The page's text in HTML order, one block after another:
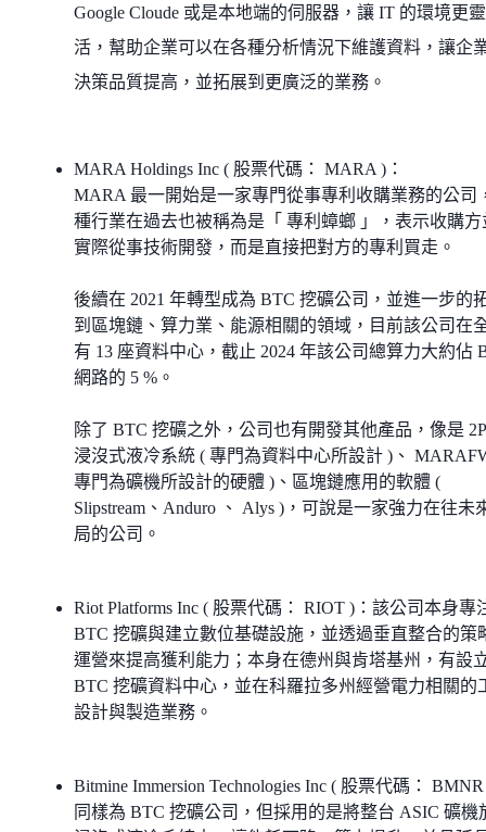
Google Cloude 或是本地端的伺服器，讓 IT 的環境更靈
活，幫助企業可以在各種分析情況下維護資料，讓企
決策品質提高，並拓展到更廣泛的業務。
MARA Holdings Inc ( 股票代碼： MARA )：
MARA 最一開始是一家專門從事專利收購業務的公司
種行業在過去也被稱為是「 專利蟑螂 」，表示收購方
實際從事技術開發，而是直接把對方的專利買走。
後續在 2021 年轉型成為 BTC 挖礦公司，並進一步的
到區塊鏈、算力業、能源相關的領域，目前該公司在
有 13 座資料中心，截止 2024 年該公司總算力大約佔
網路的 5 %。
除了 BTC 挖礦之外，公司也有開發其他產品，像是
浸沒式液冷系統 ( 專門為資料中心所設計 )、
專門為礦機所設計的硬體 )、區塊鏈應用的軟體 (
Slipstream、Anduro 、 Alys )，可說是一家強力在往未
局的公司。
Riot Platforms Inc ( 股票代碼： RIOT )：該公司本身專
BTC 挖礦與建立數位基礎設施，並透過垂直整合的策
運營來提高獲利能力；本身在德州與肯塔基州，有設
BTC 挖礦資料中心，並在科羅拉多州經營電力相關的
設計與製造業務。
Bitmine Immersion Technologies Inc ( 股票代碼：
同樣為 BTC 挖礦公司，但採用的是將整台 ASIC 礦機